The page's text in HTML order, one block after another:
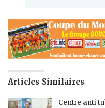
Articles Similaires
Centre anti